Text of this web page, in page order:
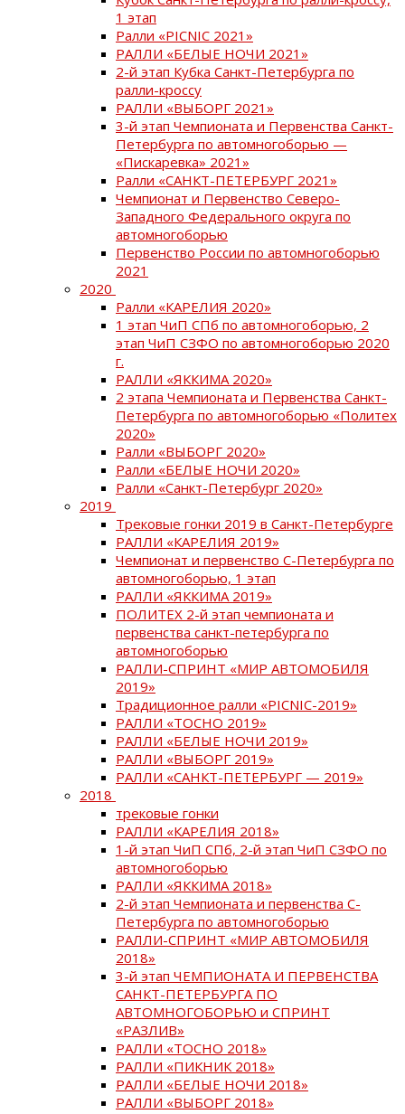
1 этап
Ралли «PICNIC 2021»
РАЛЛИ «БЕЛЫЕ НОЧИ 2021»
2-й этап Кубка Санкт-Петербурга по
ралли-кроссу
РАЛЛИ «ВЫБОРГ 2021»
3-й этап Чемпионата и Первенства Санкт-
Петербурга по автомногоборью —
«Пискаревка» 2021»
Ралли «САНКТ-ПЕТЕРБУРГ 2021»
Чемпионат и Первенство Северо-
Западного Федерального округа по
автомногоборью
Первенство России по автомногоборью
2021
2020
Ралли «КАРЕЛИЯ 2020»
1 этап ЧиП СПб по автомногоборью, 2
этап ЧиП СЗФО по автомногоборью 2020
г.
РАЛЛИ «ЯККИМА 2020»
2 этапа Чемпионата и Первенства Санкт-
Петербурга по автомногоборью «Политех
2020»
Ралли «ВЫБОРГ 2020»
Ралли «БЕЛЫЕ НОЧИ 2020»
Ралли «Санкт-Петербург 2020»
2019
Трековые гонки 2019 в Санкт-Петербурге
РАЛЛИ «КАРЕЛИЯ 2019»
Чемпионат и первенство С-Петербурга по
автомногоборью, 1 этап
РАЛЛИ «ЯККИМА 2019»
ПОЛИТЕХ 2-й этап чемпионата и
первенства санкт-петербурга по
автомногоборью
РАЛЛИ-СПРИНТ «МИР АВТОМОБИЛЯ
2019»
Традиционное ралли «PICNIC-2019»
РАЛЛИ «ТОСНО 2019»
РАЛЛИ «БЕЛЫЕ НОЧИ 2019»
РАЛЛИ «ВЫБОРГ 2019»
РАЛЛИ «САНКТ-ПЕТЕРБУРГ — 2019»
2018
трековые гонки
РАЛЛИ «КАРЕЛИЯ 2018»
1-й этап ЧиП СПб, 2-й этап ЧиП СЗФО по
автомногоборью
РАЛЛИ «ЯККИМА 2018»
2-й этап Чемпионата и первенства С-
Петербурга по автомногоборью
РАЛЛИ-СПРИНТ «МИР АВТОМОБИЛЯ
2018»
3-й этап ЧЕМПИОНАТА И ПЕРВЕНСТВА
САНКТ-ПЕТЕРБУРГА ПО
АВТОМНОГОБОРЬЮ и СПРИНТ
«РАЗЛИВ»
РАЛЛИ «ТОСНО 2018»
РАЛЛИ «ПИКНИК 2018»
РАЛЛИ «БЕЛЫЕ НОЧИ 2018»
РАЛЛИ «ВЫБОРГ 2018»